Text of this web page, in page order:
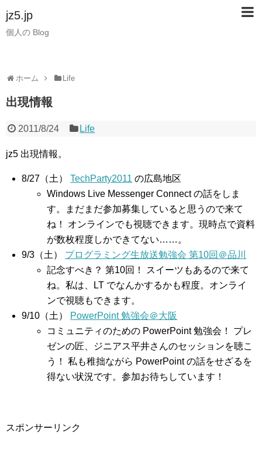
jz5.jp
個人の Blog
ホーム Life
出現情報
2011/8/24 Life
jz5 出現情報。
8/27（土）TechParty2011 の広島地区
Windows Live Messenger Connect の話をしま
す。まだまだ参加募集していると思うので来て
ね！ オンラインでも視聴できます。現時点で資料
が数枚程度しかできてない……。
9/3（土） プログラミング生放送勉強会 第10回＠品川
記念すべき？ 第10回！ スイーツもあるので来て
ね。私は、LT でなんかするかも程度。オンライ
ンで視聴もできます。
9/10（土）
PowerPoint 勉強会＠大阪
コミュニティのための PowerPoint 勉強会！ プレ
ゼンの匠、ジニアス平井さんのセッションを聴こ
う！ 私も稚拙ながら PowerPoint の話をせざるを
得ない状況です。参加お待ちしています！
スポンサーリンク